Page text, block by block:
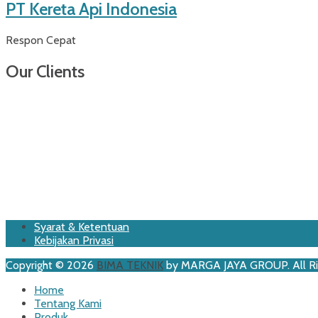
PT Kereta Api Indonesia
Respon Cepat
Our Clients
Footer
Menu
Skip
Syarat & Ketentuan
Kebijakan Privasi
Copyright © 2026 BIMA TEKNIK by MARGA JAYA GROUP. All
Home
Tentang Kami